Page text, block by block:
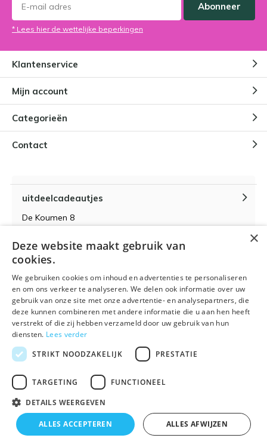
🌴 Wij zijn met vakantie t/m 21 augustus. Bestellen is
Abonneer
* Lees hier de wettelijke beperkingen
Klantenservice
Mijn account
Categorieën
Contact
uitdeelcadeautjes
De Koumen 8
KvK-nummer 14087571
BTW-nummer NL 815399145 B01
© 2026 - Powered by
Algemene voorwaarden RSS-feed
×
Deze website maakt gebruik van
cookies.
We gebruiken cookies om inhoud en advertenties te personaliseren
en om ons verkeer te analyseren. We delen ook informatie over uw
gebruik van onze site met onze advertentie- en analysepartners, die
deze kunnen combineren met andere informatie die u aan hen heeft
verstrekt of die zij hebben verzameld door uw gebruik van hun
diensten. Lees verder
STRIKT NOODZAKELIJK
PRESTATIE
TARGETING FUNCTIONEEL
DETAILS WEERGEVEN
ALLES ACCEPTEREN ALLES AFWIJZEN